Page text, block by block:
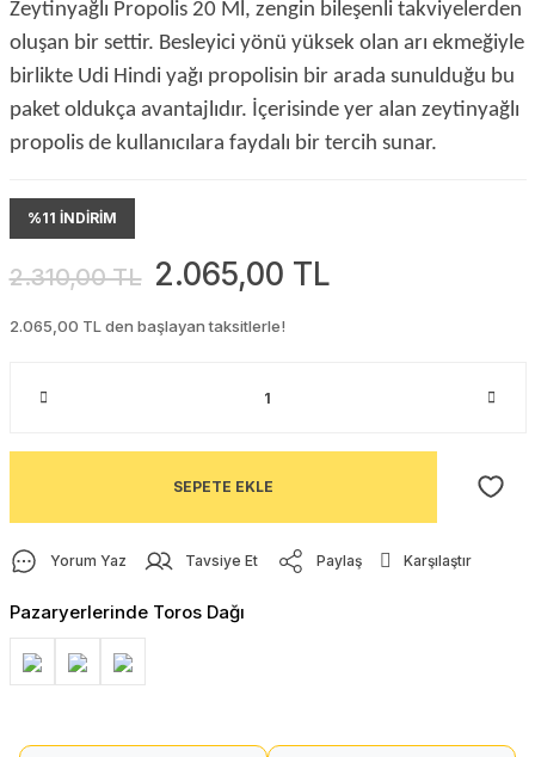
Zeytinyağlı Propolis 20 Ml, zengin bileşenli takviyelerden
oluşan bir settir. Besleyici yönü yüksek olan arı ekmeğiyle
birlikte Udi Hindi yağı propolisin bir arada sunulduğu bu
paket oldukça avantajlıdır. İçerisinde yer alan zeytinyağlı
propolis de kullanıcılara faydalı bir tercih sunar.
%11 İNDİRİM
2.310,00 TL 2.065,00 TL
2.065,00 TL den başlayan taksitlerle!
SEPETE EKLE
Yorum Yaz Tavsiye Et Paylaş Karşılaştır
Pazaryerlerinde Toros Dağı